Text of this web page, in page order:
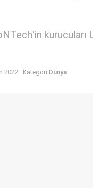
2022 Kategori Dünya